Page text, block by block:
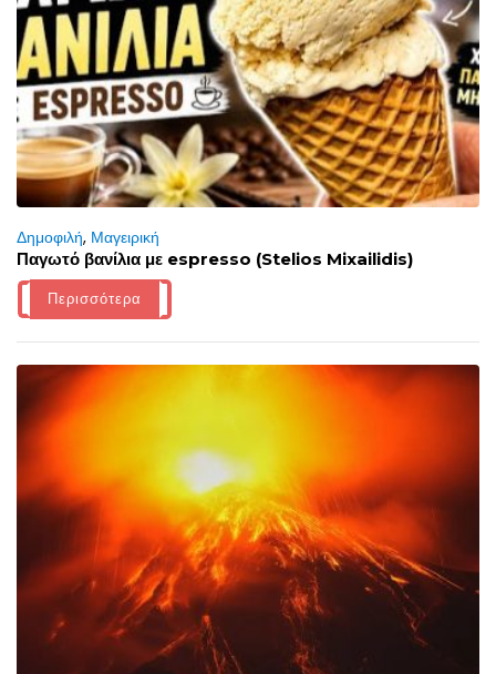
Δημοφιλή, Μαγειρική
Παγωτό βανίλια με espresso (Stelios Mixailidis)
Περισσότερα